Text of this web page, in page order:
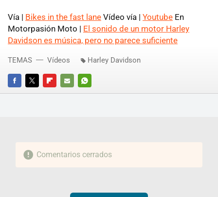
Vía | Bikes in the fast lane Vídeo vía | Youtube En
Motorpasión Moto | El sonido de un motor Harley
Davidson es música, pero no parece suficiente
FACEBOOKTWITTERFLIPBOARD
E-
WHATSAPP
TEMAS Vídeos Harley Davidson
Comentarios cerrados